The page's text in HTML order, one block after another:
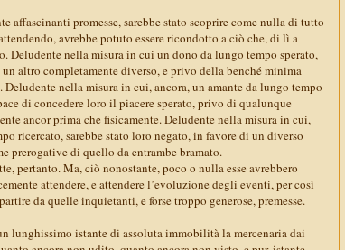
affascinanti promesse, sarebbe stato scoprire come nulla di tutto
avrebbe potuto essere ricondotto a ciò che, di lì a
Deludente nella misura in cui un dono da lungo tempo sperato,
altro completamente diverso, e privo della benché minima
nella misura in cui, ancora, un amante da lungo tempo
di concedere loro il piacere sperato, privo di qualunque
ancor prima che fisicamente. Deludente nella misura in cui,
ricercato, sarebbe stato loro negato, in favore di un diverso
prerogative di quello da entrambe bramato.
pertanto. Ma, ciò nonostante, poco o nulla esse avrebbero
attendere, e attendere l’evoluzione degli eventi, per così
da quelle inquietanti, e forse troppo generose, premesse.
lunghissimo istante di assoluta immobilità la mercenaria dai